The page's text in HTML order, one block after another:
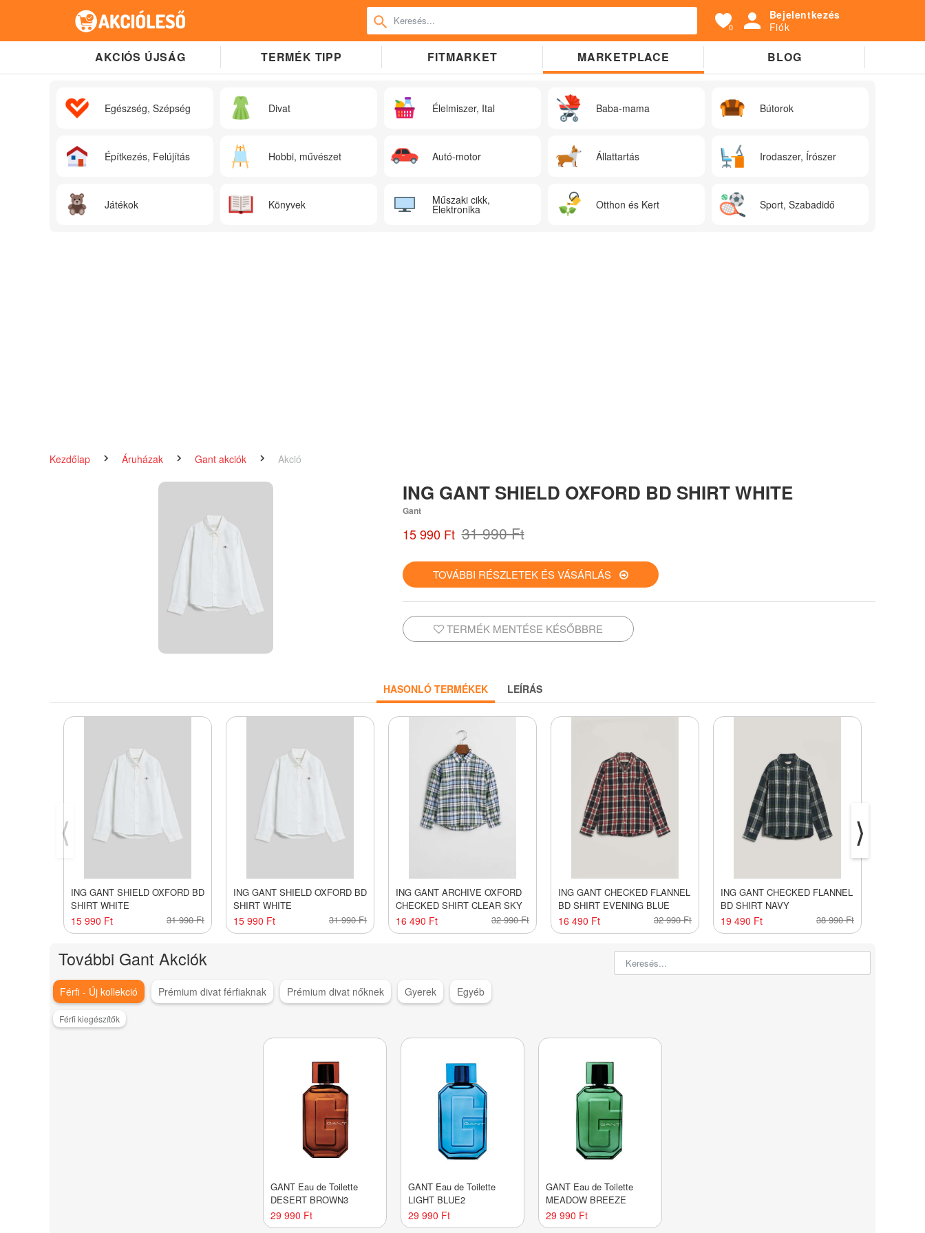
0
Bejelentkezés
Fiók
AKCIÓS ÚJSÁG TERMÉK TIPP FITMARKET MARKETPLACE BLOG
Egészség, Szépség Divat Élelmiszer, Ital Baba-mama Bútorok
Építkezés, Felújítás Hobbi, művészet Autó-motor Állattartás Irodaszer, Írószer
Játékok Könyvek Műszaki cikk,
Elektronika Otthon és Kert Sport, Szabadidő
Kezdőlap Áruházak Gant akciók Akció
ING GANT SHIELD OXFORD BD SHIRT WHITE
Gant
15 990 Ft 31 990 Ft
TOVÁBBI RÉSZLETEK ÉS VÁSÁRLÁS
TERMÉK MENTÉSE KÉSŐBBRE
HASONLÓ TERMÉKEK LEÍRÁS
⟨
ING GANT SHIELD OXFORD BD
SHIRT WHITE
15 990 Ft 31 990 Ft
ING GANT SHIELD OXFORD BD
SHIRT WHITE
15 990 Ft 31 990 Ft
ING GANT ARCHIVE OXFORD
CHECKED SHIRT CLEAR SKY
16 490 Ft 32 990 Ft
ING GANT CHECKED FLANNEL
BD SHIRT EVENING BLUE
16 490 Ft 32 990 Ft
ING GANT CHECKED FLANNEL
BD SHIRT NAVY
19 490 Ft 38 990 Ft
⟩
További Gant Akciók
Férfi - Új kollekció Prémium divat férfiaknak Prémium divat nőknek Gyerek Egyéb
Férfi kiegészítők
GANT Eau de Toilette
DESERT BROWN3
29 990 Ft
GANT Eau de Toilette
LIGHT BLUE2
29 990 Ft
GANT Eau de Toilette
MEADOW BREEZE
29 990 Ft